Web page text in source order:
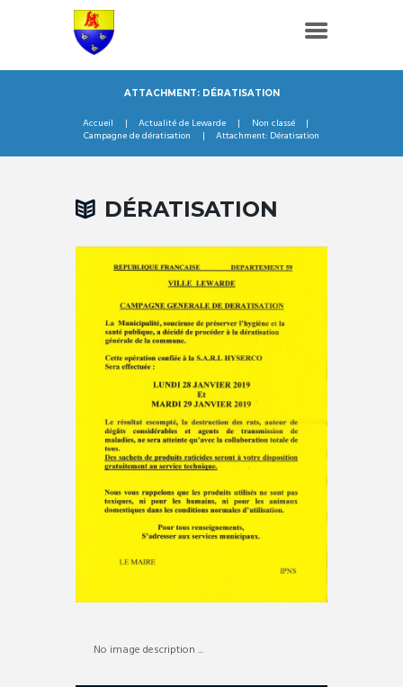
ATTACHMENT: DÉRATISATION
Accueil Actualité de Lewarde
Non classé
Campagne de dératisation
Attachment: Dératisation
DÉRATISATION
No image description ...